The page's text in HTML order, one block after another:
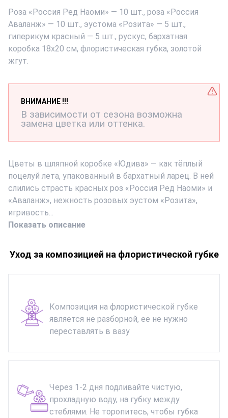
Роза «Россия Ред Наоми» — 10 шт., роза «Россия
Аваланж» — 10 шт., эустома «Розита» — 5 шт.,
гиперикум красный — 5 шт., рускус, бархатная
коробка 18х20 см, флористическая губка, золотой
жгут.
ВНИМАНИЕ !!!
В зависимости от сезона возможна
замена цветка или оттенка.
Цветы в шляпной коробке «Юдива» — как тёплый
поцелуй лета, упакованный в бархатный ларец. В ней
слились страсть красных роз «Россия Ред Наоми» и
«Аваланж», нежность розовых эустом «Розита»,
игривость...
Показать описание
Уход за композицией на флористической губке
Композиция на флористической губке
является не разборной, ее не нужно
переставлять в вазу
Через 1-2 дня подливайте чистую,
прохладную воду, на губку между
стеблями. Не торопитесь, чтобы губка